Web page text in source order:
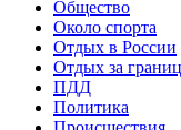
Общество
Около спорта
Отдых в России
Отдых за
ПДД
Политика